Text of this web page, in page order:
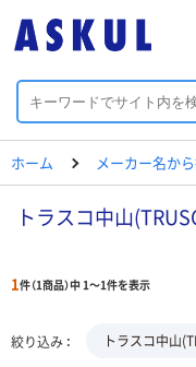
ホーム メーカー名から
トラスコ中山
1件（1商品）中 1～1件を表示
絞り込み トラスコ中山